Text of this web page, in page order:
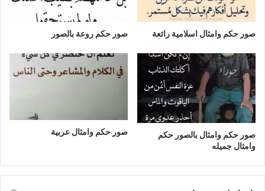
صور حكم وامثال اسلامية رائعة صور حكم روعة بالصور
صور حكم وامثال بالصور حكم
وامثال جميله
صور حكم وامثال عربية